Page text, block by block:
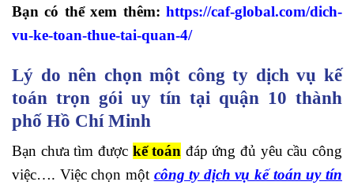
Bạn có thể xem thêm: https://caf-global.com/dich-
vu-ke-toan-thue-tai-quan-4/
Lý do nên chọn một công ty dịch vụ kế
toán trọn gói uy tín tại quận 10 thành
phố Hồ Chí Minh
Bạn chưa tìm được kế toán đáp ứng đủ yêu cầu công
việc…. Việc chọn một công ty dịch vụ kế toán uy tín